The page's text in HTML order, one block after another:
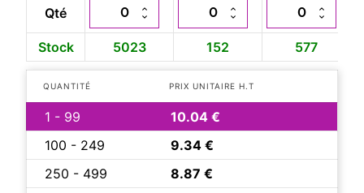
Qté
Stock 5023 152 577
QUANTITÉ PRIX UNITAIRE H.T
1 - 99
10.04 €
100 - 249
9.34 €
250 - 499
8.87 €